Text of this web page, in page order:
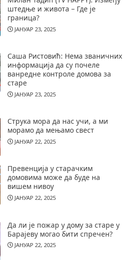
штедње и живота – Где је
граница?
ЈАНУАР 23, 2025
Саша Ристовић: Нема званичних
информација да су почеле
ванредне контроле домова за
старе
ЈАНУАР 23, 2025
Струка мора да нас учи, а ми
морамо да мењамо свест
ЈАНУАР 22, 2025
Превенција у старачким
домовима може да буде на
вишем нивоу
ЈАНУАР 22, 2025
Да ли је пожар у дому за старе у
Барајеву могао бити спречен?
ЈАНУАР 22, 2025